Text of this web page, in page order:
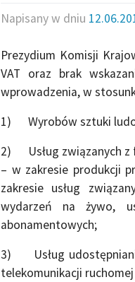
Napisany w dniu
Prezydium Komisji
VAT oraz brak
wprowadzenia, w
1) Wyrobów sztuki
2) Usług związanych z
– w zakresie produkcji
zakresie usług
wydarzeń na żywo,
abonamentowych;
3) Usług
telekomunikacji